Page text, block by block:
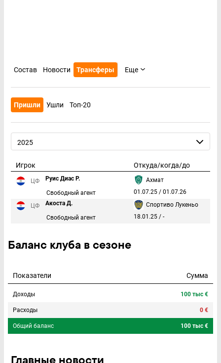
Состав Новости Трансферы Еще
Пришли Ушли Топ-20
2025
Игрок
ЦФ Руис Диас Р.
Ахмат
Свободный агент
01.07.25 / 01.07.26
ЦФ
Акоста Д.
Спортиво Лукеньо
Свободный агент
18.01.25 / -
Баланс клуба в сезоне
Показатели Сумма
Доходы 100 тыс €
Расходы 0 €
Общий баланс 100 тыс €